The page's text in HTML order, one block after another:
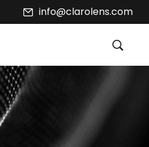
info@clarolens.com